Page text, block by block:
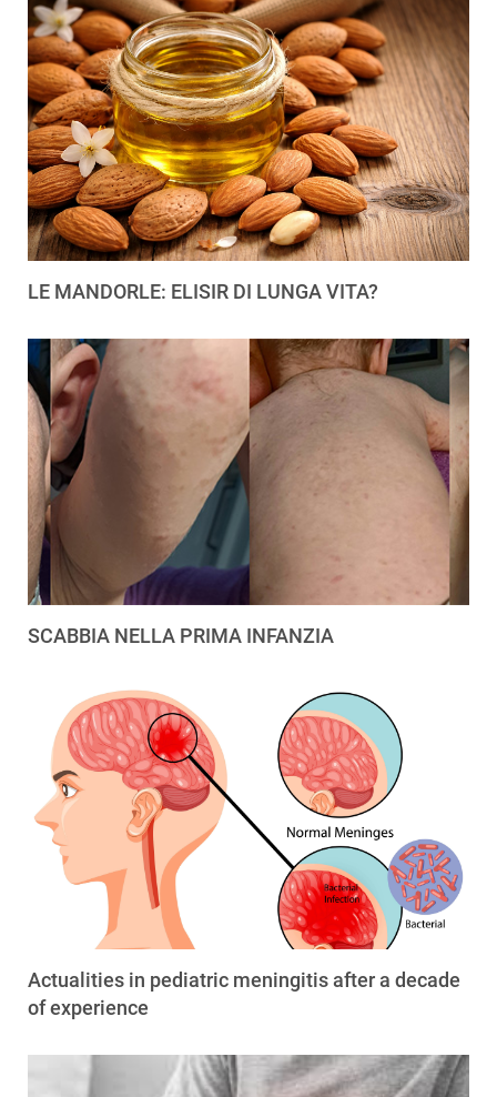
LE MANDORLE: ELISIR DI LUNGA VITA?
SCABBIA NELLA PRIMA INFANZIA
Actualities in pediatric meningitis after a decade
of experience